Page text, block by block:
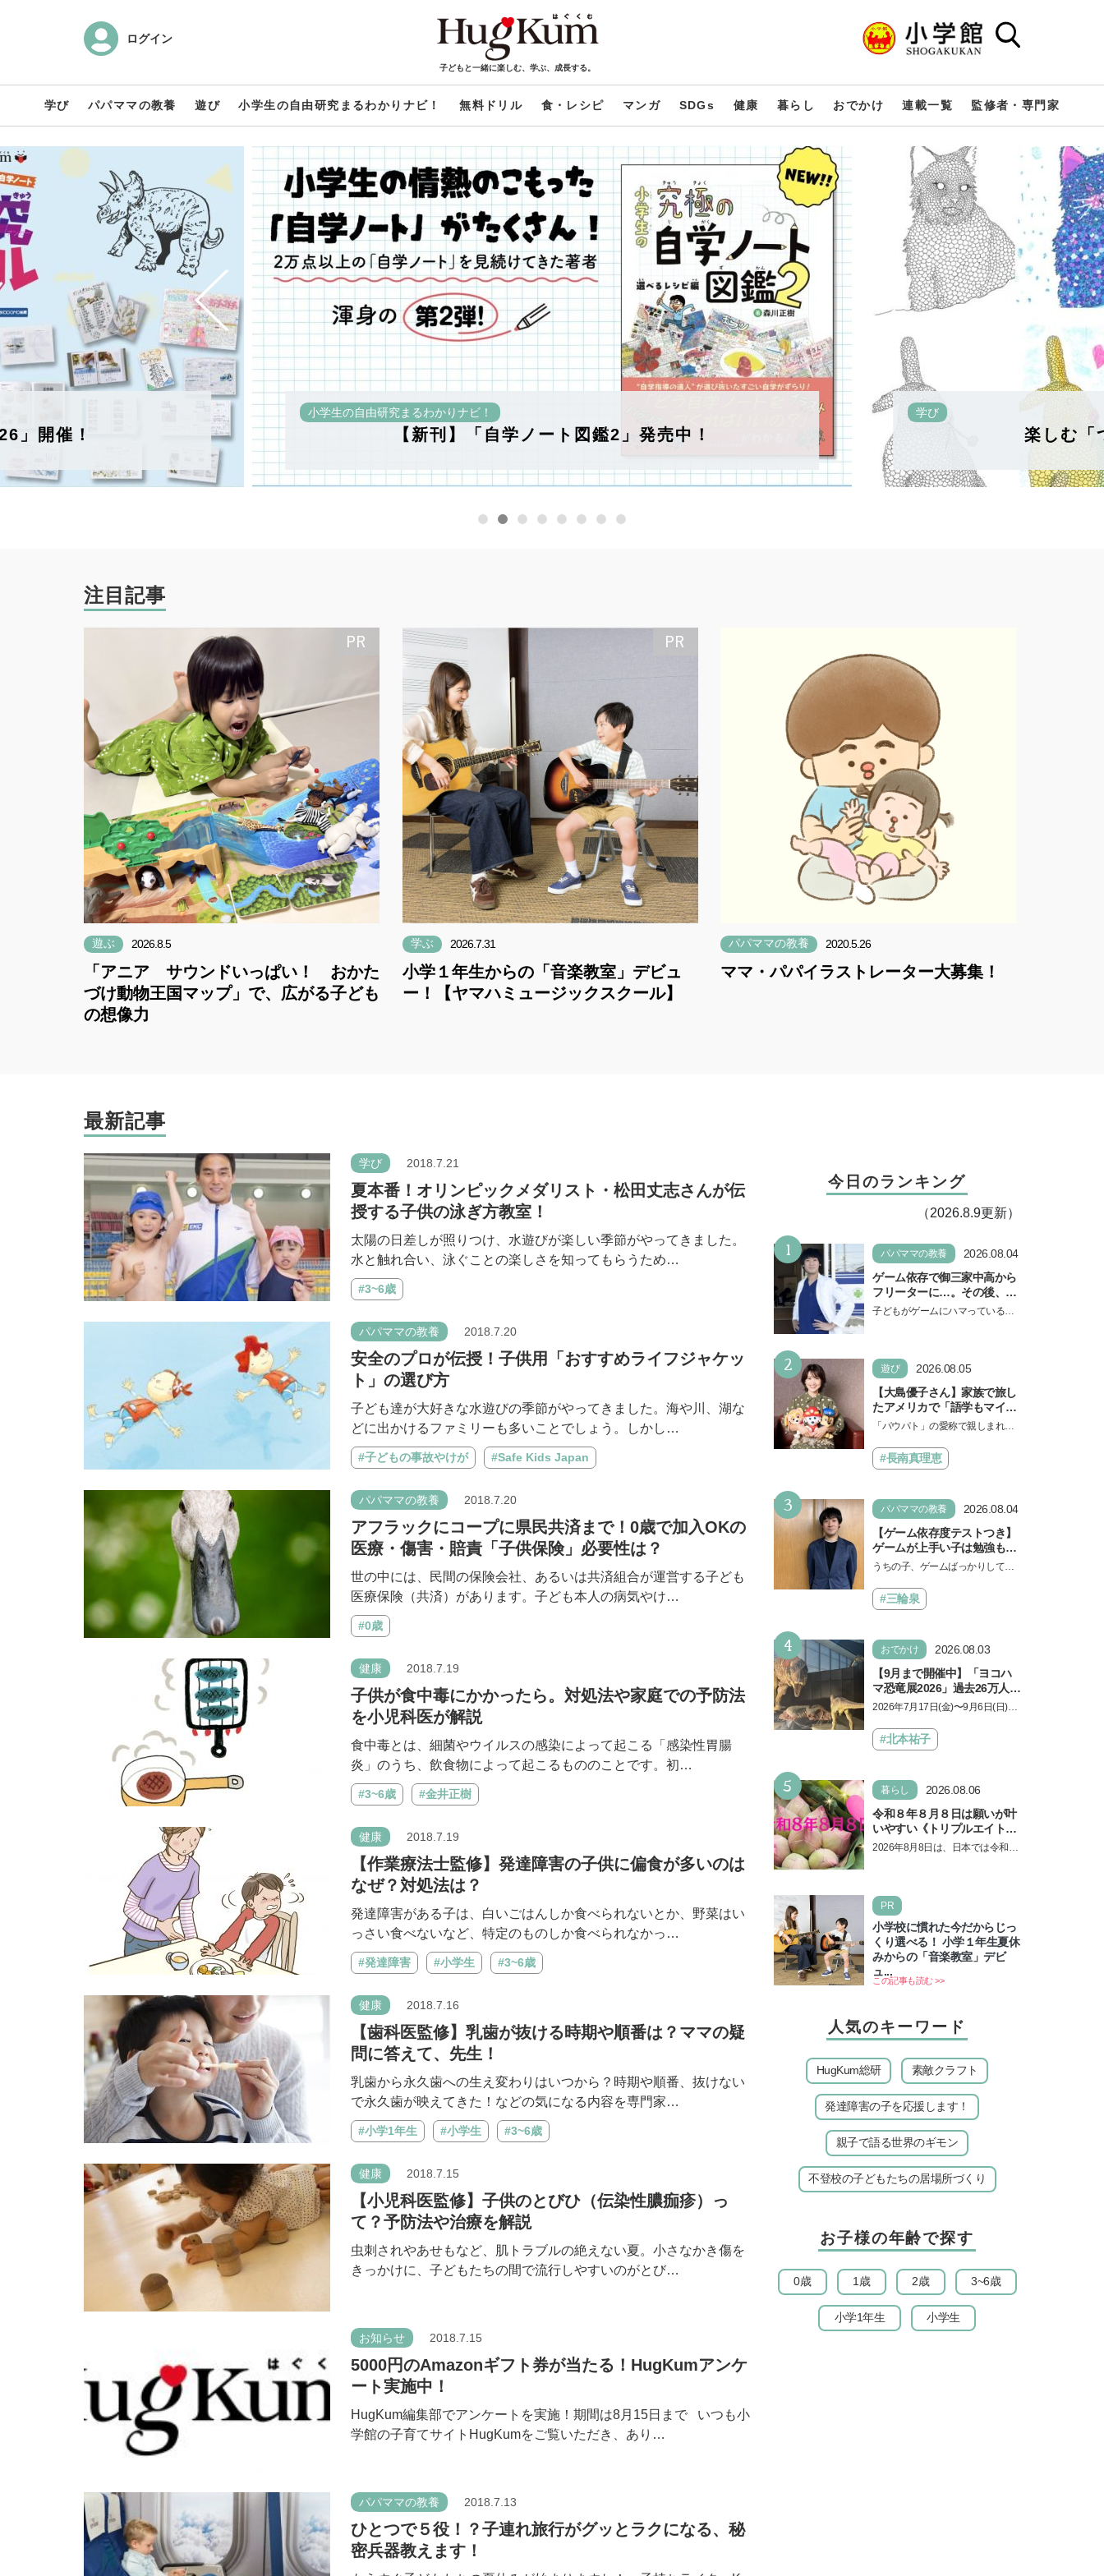
ログイン
子どもと一緒に楽しむ、学ぶ、成長する。
学び パパママの教養 遊び 小学生の自由研究まるわかりナビ！ 無料ドリル 食・レシピ マンガ SDGs 健康 暮らし おでかけ 連載一覧 監修者・専門家
」開催！ 【新刊】「自学ノート図鑑2」発売中！
小学生の自由研究まるわかりナビ！
楽しむ「
学び
注目記事
遊ぶ 2026.8.5
「アニア サウンドいっぱい！ おかた
づけ動物王国マップ」で、広がる子ども
の想像力
学ぶ 2026.7.31
小学１年生からの「音楽教室」デビュ
ー！【ヤマハミュージックスクール】
パパママの教養 2020.5.26
ママ・パパイラストレーター大募集！
最新記事
学び 2018.7.21
夏本番！オリンピックメダリスト・松田丈志さんが伝
授する子供の泳ぎ方教室！
太陽の日差しが照りつけ、水遊びが楽しい季節がやってきました。
水と触れ合い、泳ぐことの楽しさを知ってもらうため…
#3~6歳
パパママの教養 2018.7.20
安全のプロが伝授！子供用「おすすめライフジャケッ
ト」の選び方
子ども達が大好きな水遊びの季節がやってきました。海や川、湖な
どに出かけるファミリーも多いことでしょう。しかし…
#子どもの事故やけが #Safe Kids Japan
パパママの教養 2018.7.20
アフラックにコープに県民共済まで！0歳で加入OKの
医療・傷害・賠責「子供保険」必要性は？
世の中には、民間の保険会社、あるいは共済組合が運営する子ども
医療保険（共済）があります。子ども本人の病気やけ…
#0歳
健康 2018.7.19
子供が食中毒にかかったら。対処法や家庭での予防法
を小児科医が解説
食中毒とは、細菌やウイルスの感染によって起こる「感染性胃腸
炎」のうち、飲食物によって起こるもののことです。初…
#3~6歳 #金井正樹
健康 2018.7.19
【作業療法士監修】発達障害の子供に偏食が多いのは
なぜ？対処法は？
発達障害がある子は、白いごはんしか食べられないとか、野菜はい
っさい食べないなど、特定のものしか食べられなかっ…
#発達障害 #小学生 #3~6歳
健康 2018.7.16
【歯科医監修】乳歯が抜ける時期や順番は？ママの疑
問に答えて、先生！
乳歯から永久歯への生え変わりはいつから？時期や順番、抜けない
で永久歯が映えてきた！などの気になる内容を専門家…
#小学1年生 #小学生 #3~6歳
健康 2018.7.15
【小児科医監修】子供のとびひ（伝染性膿痂疹）っ
て？予防法や治療を解説
虫刺されやあせもなど、肌トラブルの絶えない夏。小さなかき傷を
きっかけに、子どもたちの間で流行しやすいのがとび…
お知らせ 2018.7.15
5000円のAmazonギフト券が当たる！HugKumアンケ
ート実施中！
HugKum編集部でアンケートを実施！期間は8月15日まで いつも小
学館の子育てサイトHugKumをご覧いただき、あり…
パパママの教養 2018.7.13
ひとつで５役！？子連れ旅行がグッとラクになる、秘
密兵器教えます！
今日のランキング
（2026.8.9更新）
1 パパママの教養
2026.08.04
ゲーム依存で御三家中高から
フリーターに…。その後、医
学部へ逆転合格した現役医師
子どもがゲームにハマっている
2 遊び
2026.08.05
【大島優子さん】家族で旅し
たアメリカで「語学もマイン
ドも！ 子どもの成長はすごか
『パウ・パトロール ザ・ダイ
ノ・ムービー』ではあきらめ
「パウパト」の愛称で親しまれる
の劇場版シリーズ第3弾、映画『パ
ウ・パトロール ザ…
#長南真理恵
3 パパママの教養
2026.08.04
【ゲーム依存度テストつき】
ゲームが上手い子は勉強もで
きる？御三家中高卒でゲーマ
えるゲームしながら受験で勝
つためのメソッド
うちの子、ゲームばっかりしてい
言し、子どもとトラブルになる家
庭は多いもの。でも…
#三輪泉
4 おでかけ
2026.08.03
【9月まで開催中】「ヨコハ
マ恐竜展2026」過去26万人を
動員した恐竜展が9年ぶりに
しむポイントを完全ガイド
2026年7月17日(金)〜9月6日(日)、
「ヨコハマ恐竜展2026〜恐竜の食
卓大図鑑〜」が開催…
#北本祐子
5 暮らし
2026.08.06
令和８年８月８日は願いが叶
いやすい《トリプルエイト》
の日！ 13日の獅子座の新月
2026年8月8日は、日本では令和8
PR
小学校に慣れた今だからじっ
くり選べる！ 小学１年生夏休
みからの「音楽教室」デビ
ュ...
この記事も読む >>
人気のキーワード
HugKum総研 素敵クラフト
発達障害の子を応援します！
親子で語る世界のギモン
不登校の子どもたちの居場所づくり
お子様の年齢で探す
0歳 1歳 2歳 3~6歳
小学1年生 小学生